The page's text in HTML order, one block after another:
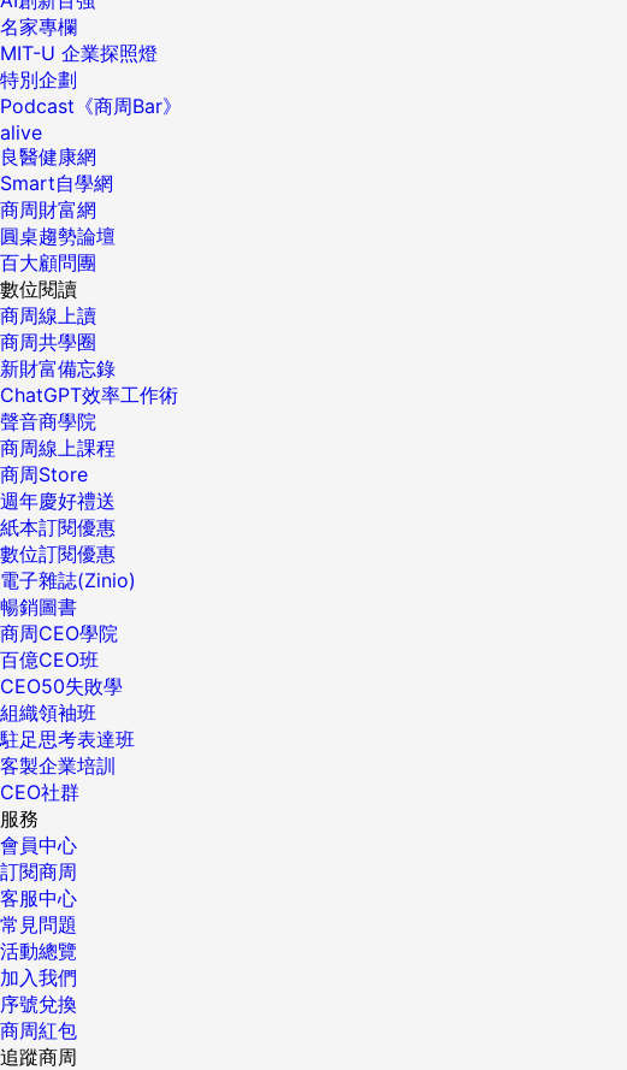
名家專欄
MIT-U 企業探照燈
特別企劃
Podcast《商周Bar》
alive
良醫健康網
Smart自學網
商周財富網
圓桌趨勢論壇
百大顧問團
數位閱讀
商周線上讀
商周共學圈
新財富備忘錄
ChatGPT效率工作術
聲音商學院
商周線上課程
商周Store
週年慶好禮送
紙本訂閱優惠
數位訂閱優惠
電子雜誌(Zinio)
暢銷圖書
商周CEO學院
百億CEO班
CEO50失敗學
組織領袖班
駐足思考表達班
客製企業培訓
CEO社群
服務
會員中心
訂閱商周
客服中心
常見問題
活動總覽
加入我們
序號兌換
商周紅包
追蹤商周